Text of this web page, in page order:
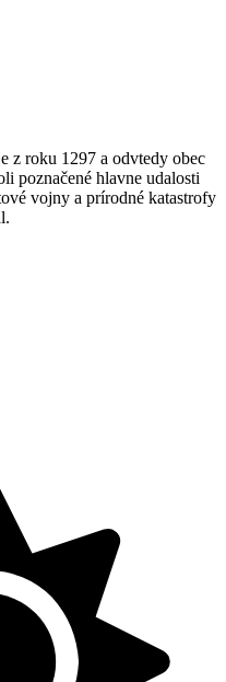
z roku 1297 a odvtedy obec
poznačené hlavne udalosti
vojny a prírodné katastrofy